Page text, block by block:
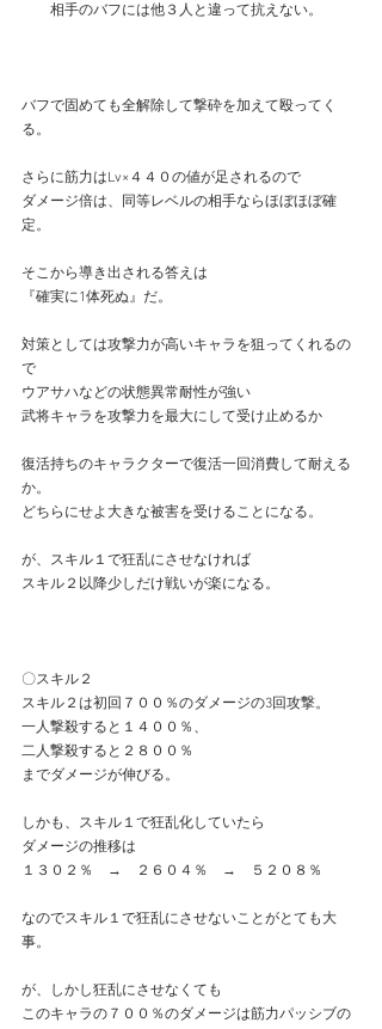
相手のバフには他３人と違って抗えない。
バフで固めても全解除して撃砕を加えて殴ってく
る。
さらに筋力はLv×４４０の値が足されるので
ダメージ倍は、同等レベルの相手ならほぼほぼ確
定。
そこから導き出される答えは
『確実に1体死ぬ』だ。
対策としては攻撃力が高いキャラを狙ってくれるの
で
ウアサハなどの状態異常耐性が強い
武将キャラを攻撃力を最大にして受け止めるか
復活持ちのキャラクターで復活一回消費して耐える
か。
どちらにせよ大きな被害を受けることになる。
が、スキル１で狂乱にさせなければ
スキル２以降少しだけ戦いが楽になる。
〇スキル２
スキル２は初回７００％のダメージの3回攻撃。
一人撃殺すると１４００％、
二人撃殺すると２８００％
までダメージが伸びる。
しかも、スキル１で狂乱化していたら
ダメージの推移は
１３０２％　→　２６０４％　→　５２０８％
なのでスキル１で狂乱にさせないことがとても大
事。
が、しかし狂乱にさせなくても
このキャラの７００％のダメージは筋力パッシブの